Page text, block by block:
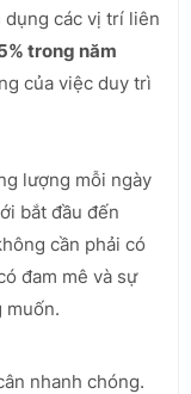
dụng các vị trí liên
trong năm
của việc duy trì
lượng mỗi ngày
bắt đầu đến
cần phải có
đam mê và sự
muốn.
nhanh chóng.